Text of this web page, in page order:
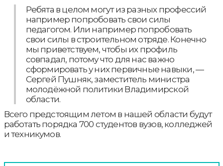
Ребята в целом могут из разных профессий
например попробовать свои силы
педагогом. Или например попробовать
свои силы в строительном отряде. Конечно
мы приветствуем, чтобы их профиль
совпадал, потому что для нас важно
сформировать у них первичные навыки, —
Сергей Пушняк, заместитель министра
молодёжной политики Владимирской
области.
Всего предстоящим летом в нашей области будут
работать порядка 700 студентов вузов, колледжей
и техникумов.